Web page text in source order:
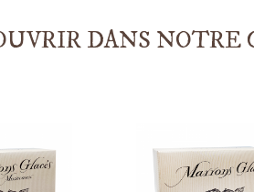
DANS NOTRE